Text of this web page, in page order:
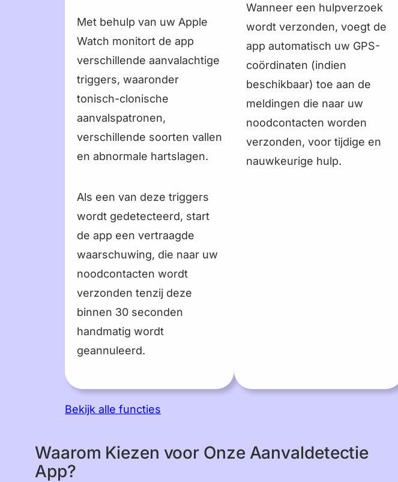
Met behulp van uw Apple
Watch monitort de app
verschillende aanvalachtige
triggers, waaronder
tonisch-clonische
aanvalspatronen,
verschillende soorten vallen
en abnormale hartslagen.
Als een van deze triggers
wordt gedetecteerd, start
de app een vertraagde
waarschuwing, die naar uw
noodcontacten wordt
verzonden tenzij deze
binnen 30 seconden
handmatig wordt
geannuleerd.
Wanneer een hulpverzoek
wordt verzonden, voegt de
app automatisch uw GPS-
coördinaten (indien
beschikbaar) toe aan de
meldingen die naar uw
noodcontacten worden
verzonden, voor tijdige en
nauwkeurige hulp.
Bekijk alle functies
Waarom Kiezen voor Onze Aanvaldetectie
App?